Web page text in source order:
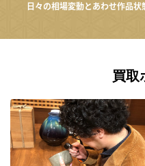
日々の相場変動とあわせ作品状
買取